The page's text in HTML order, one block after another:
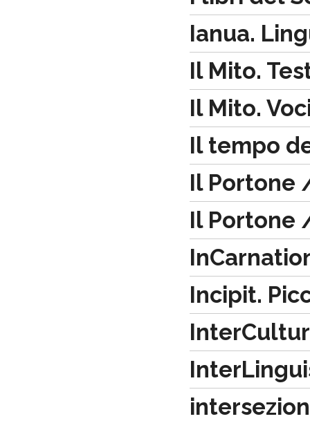
Ianua.
Il Mito.
Il Mito.
Il tempo
Il Portone
Il Portone
Incipit.